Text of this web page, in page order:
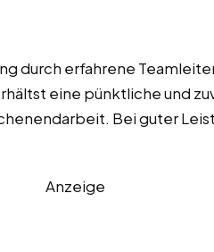
durch erfahrene
eine pünktliche und
Bei guter
Anzeige